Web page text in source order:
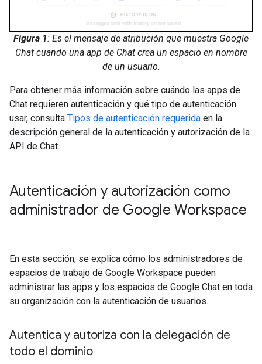
Figura 1: Es el mensaje de atribución que muestra Google
Chat cuando una app de Chat crea un espacio en nombre
de un usuario.
Para obtener más información sobre cuándo las apps de
Chat requieren autenticación y qué tipo de autenticación
usar, consulta Tipos de autenticación requerida en la
descripción general de la autenticación y autorización de la
API de Chat.
Autenticación y autorización como
administrador de Google Workspace
En esta sección, se explica cómo los administradores de
espacios de trabajo de Google Workspace pueden
administrar las apps y los espacios de Google Chat en toda
su organización con la autenticación de usuarios.
Autentica y autoriza con la delegación de
todo el dominio